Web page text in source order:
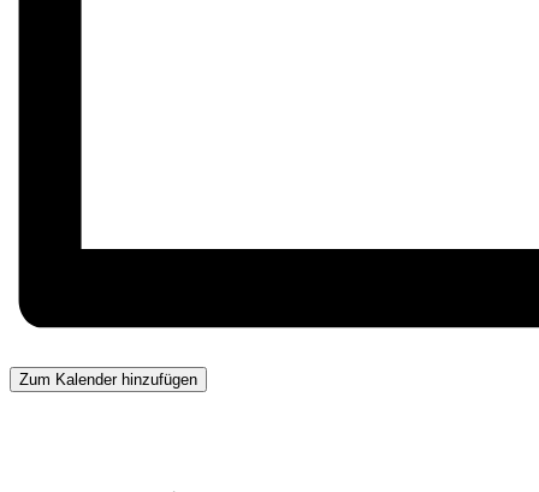
Zum Kalender hinzufügen